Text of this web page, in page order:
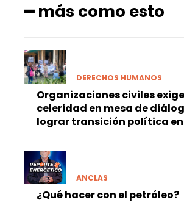
━ más como esto
DERECHOS HUMANOS
Organizaciones civiles
celeridad en mesa de
lograr transición política
ANCLAS
¿Qué hacer con el petróleo?